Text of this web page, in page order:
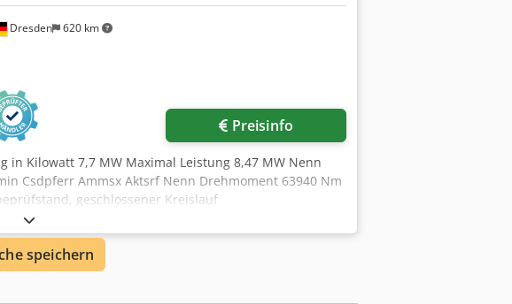
Dresden 620 km
Preisinfo
in Kilowatt 7,7 MW Maximal Leistung 8,47 MW Nenn
Csdpferr Ammsx Aktsrf Nenn Drehmoment 63940 Nm
geschlossener Kreislauf
speichern